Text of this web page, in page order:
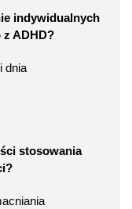
indywidualnych
ADHD?
dnia
stosowania